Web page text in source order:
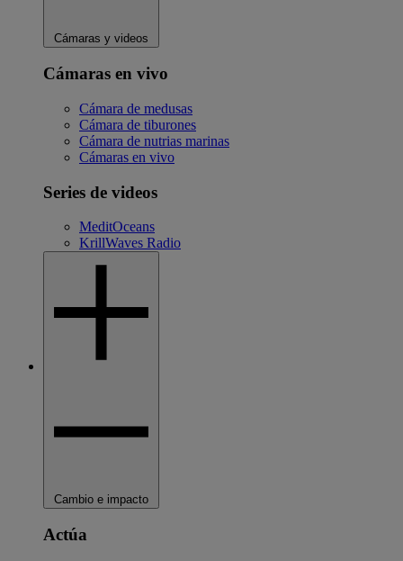
Cámaras y videos
Cámaras en vivo
Cámara de medusas
Cámara de tiburones
Cámara de nutrias marinas
Cámaras en vivo
Series de videos
MeditOceans
KrillWaves Radio
Cambio e impacto
Actúa